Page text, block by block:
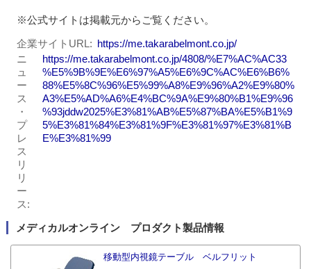
※公式サイトは掲載元からご覧ください。
企業サイトURL
https://me.takarabelmont.co.jp/
ニ
ュ
ー
ス
・
プ
レ
ス
リ
リ
ー
ス
https://me.takarabelmont.co.jp/4808/%E7%AC%AC33
%E5%9B%9E%E6%97%A5%E6%9C%AC%E6%B6%
88%E5%8C%96%E5%99%A8%E9%96%A2%E9%80%
A3%E5%AD%A6%E4%BC%9A%E9%80%B1%E9%96
%93jddw2025%E3%81%AB%E5%87%BA%E5%B1%9
5%E3%81%84%E3%81%9F%E3%81%97%E3%81%B
E%E3%81%99
メディカルオンライン プロダクト製品情報
移動型内視鏡テーブル ベルフリット